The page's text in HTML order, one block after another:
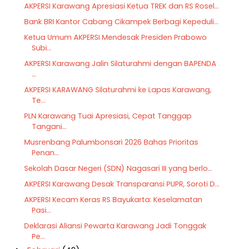
AKPERSI Karawang Apresiasi Ketua TREK dan RS Rosel...
Bank BRI Kantor Cabang Cikampek Berbagi Kepeduli...
‎Ketua Umum AKPERSI Mendesak Presiden Prabowo
Subi...
AKPERSI Karawang Jalin Silaturahmi dengan BAPENDA
...
AKPERSI KARAWANG Silaturahmi ke Lapas Karawang,
Te...
PLN Karawang Tuai Apresiasi, Cepat Tanggap
Tangani...
Musrenbang Palumbonsari 2026 Bahas Prioritas
Penan...
Sekolah Dasar Negeri (SDN) Nagasari III yang berlo...
AKPERSI Karawang Desak Transparansi PUPR, Soroti D...
AKPERSI Kecam Keras RS Bayukarta: Keselamatan
Pasi...
Deklarasi Aliansi Pewarta Karawang Jadi Tonggak
Pe...